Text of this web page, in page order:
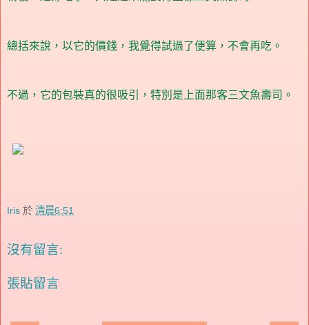
總括來說，以它的價錢，我覺得試過了便算，不會再吃。
不過，它的包裝真的很吸引，特別是上面那客三文魚壽司。
Iris 於 清晨6:51
沒有留言:
張貼留言